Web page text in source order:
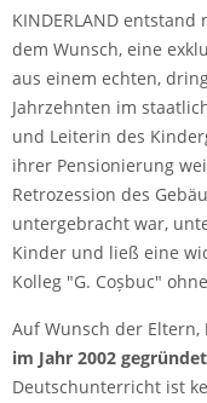
KINDERLAND
dem Wunsch, eine
aus einem echten,
Jahrzehnten im
und Leiterin des
ihrer Pensionierung
Retrozession des
untergebracht war,
Kinder und ließ eine
Kolleg "G. Coșbuc"
Auf Wunsch der Eltern,
im Jahr 2002
Deutschunterricht ist